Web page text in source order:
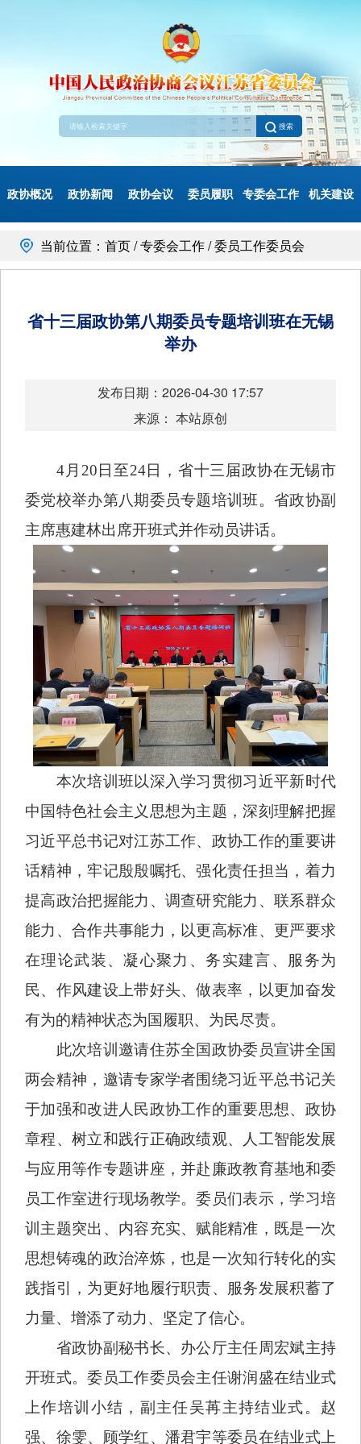
搜索
政协概况 政协新闻 政协会议 委员履职 专委会工作 机关建设
当前位置：首页 / 专委会工作 / 委员工作委员会
省十三届政协第八期委员专题培训班在无锡
举办
发布日期：2026-04-30 17:57
来源： 本站原创
4月20日至24日，省十三届政协在无锡市
委党校举办第八期委员专题培训班。省政协副
主席惠建林出席开班式并作动员讲话。
本次培训班以深入学习贯彻习近平新时代
中国特色社会主义思想为主题，深刻理解把握
习近平总书记对江苏工作、政协工作的重要讲
话精神，牢记殷殷嘱托、强化责任担当，着力
提高政治把握能力、调查研究能力、联系群众
能力、合作共事能力，以更高标准、更严要求
在理论武装、凝心聚力、务实建言、服务为
民、作风建设上带好头、做表率，以更加奋发
有为的精神状态为国履职、为民尽责。
此次培训邀请住苏全国政协委员宣讲全国
两会精神，邀请专家学者围绕习近平总书记关
于加强和改进人民政协工作的重要思想、政协
章程、树立和践行正确政绩观、人工智能发展
与应用等作专题讲座，并赴廉政教育基地和委
员工作室进行现场教学。委员们表示，学习培
训主题突出、内容充实、赋能精准，既是一次
思想铸魂的政治淬炼，也是一次知行转化的实
践指引，为更好地履行职责、服务发展积蓄了
力量、增添了动力、坚定了信心。
省政协副秘书长、办公厅主任周宏斌主持
开班式。委员工作委员会主任谢润盛在结业式
上作培训小结，副主任吴苒主持结业式。赵
强、徐雯、顾学红、潘君宇等委员在结业式上